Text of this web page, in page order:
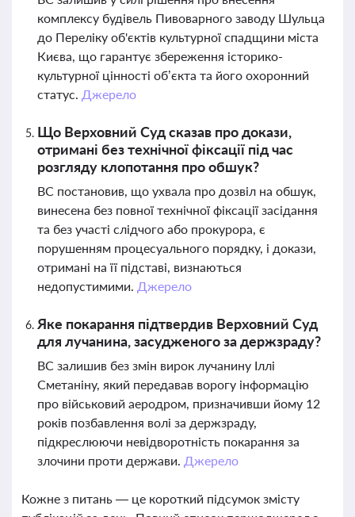
комплексу будівель Пивоварного заводу Шульца
до Переліку об'єктів культурної спадщини міста
Києва, що гарантує збереження історико-
культурної цінності об’єкта та його охоронний
статус. Джерело
Що Верховний Суд сказав про докази,
отримані без технічної фіксації під час
розгляду клопотання про обшук?
ВС постановив, що ухвала про дозвіл на обшук,
винесена без повної технічної фіксації засідання
та без участі слідчого або прокурора, є
порушенням процесуального порядку, і докази,
отримані на її підставі, визнаються
недопустимими. Джерело
Яке покарання підтвердив Верховний Суд
для лучанина, засудженого за держзраду?
ВС залишив без змін вирок лучанину Іллі
Сметаніну, який передавав ворогу інформацію
про військовий аеродром, призначивши йому 12
років позбавлення волі за держзраду,
підкреслюючи невідворотність покарання за
злочини проти держави. Джерело
Кожне з питань — це короткий підсумок змісту